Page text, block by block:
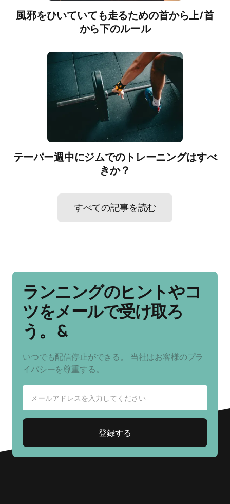
風邪をひいていても走るための首から上/首
から下のルール
テーパー週中にジムでのトレーニングはすべ
きか？
すべての記事を読む
ランニングのヒントやコ
ツをメールで受け取ろ
う。 &
いつでも配信停止ができる。 当社はお客様のプラ
イバシーを尊重する。